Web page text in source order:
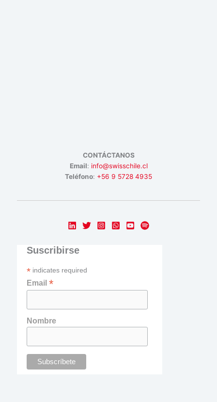
CONTÁCTANOS
Email: info@swisschile.cl
Teléfono: +56 9 5728 4935
Suscribirse
* indicates required
Email *
Nombre